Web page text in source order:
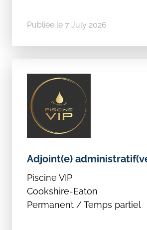
Publiée le 7 July 2026
Adjoint(e)
Piscine VIP
Cookshire-Eaton
Permanent / Temps partiel